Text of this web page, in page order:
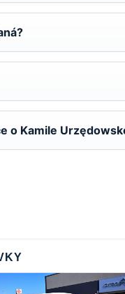
o Kamile